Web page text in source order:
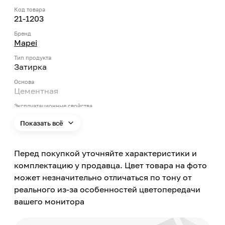
Код товара
21-1203
Бренд
Mapei
Тип продукта
Затирка
Основа
Цементная
Эксплуатационные свойства
Цвет заявленный производителем
Золотистый песок
Номер цвета
135
Поверхность применения
Показать всё
Перед покупкой уточняйте характеристики и
комплектацию у продавца. Цвет товара на фото
может незначительно отличаться по тону от
реального из-за особенностей цветопередачи
вашего монитора